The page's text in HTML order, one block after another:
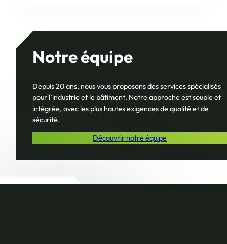
Notre équipe
Depuis 20 ans, nous vous proposons des services spécialisés
pour l’industrie et le bâtiment. Notre approche est souple et
intégrée, avec les plus hautes exigences de qualité et de
sécurité.
Découvrir notre équipe